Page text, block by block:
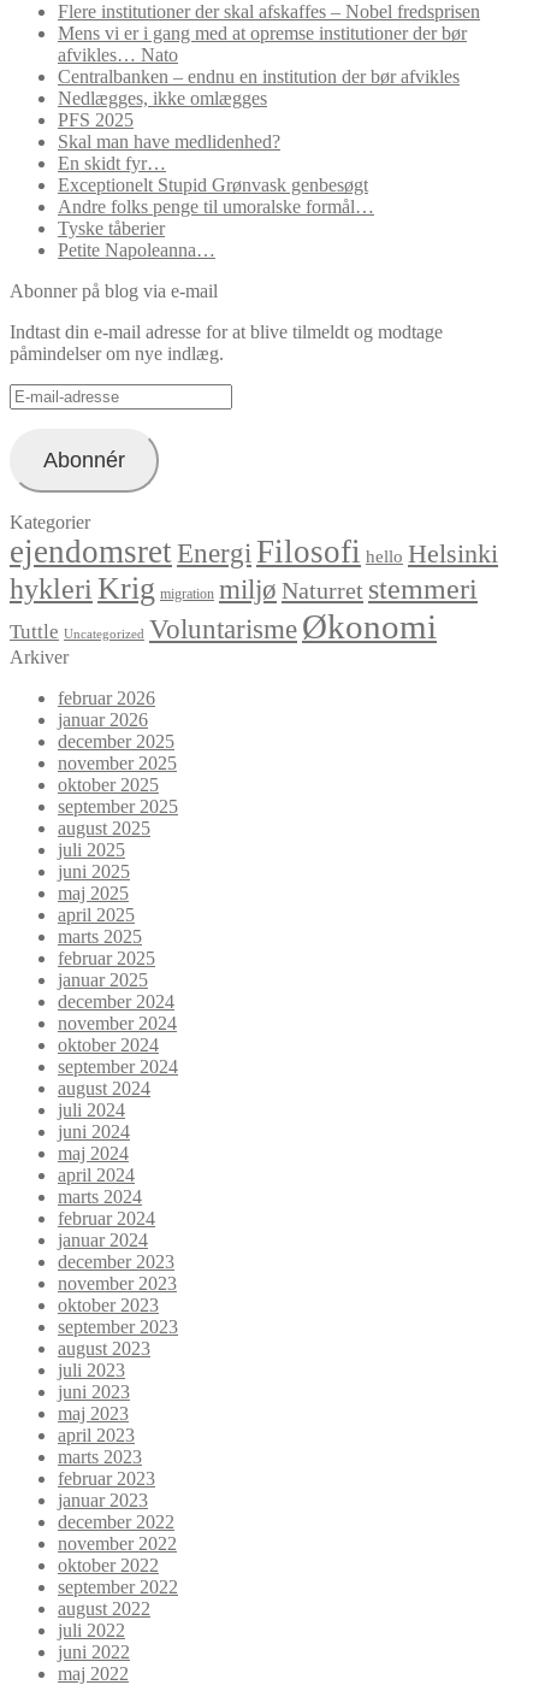
Flere institutioner der skal afskaffes – Nobel fredsprisen
Mens vi er i gang med at opremse institutioner der bør
afvikles… Nato
Centralbanken – endnu en institution der bør afvikles
Nedlægges, ikke omlægges
PFS 2025
Skal man have medlidenhed?
En skidt fyr…
Exceptionelt Stupid Grønvask genbesøgt
Andre folks penge til umoralske formål…
Tyske tåberier
Petite Napoleanna…
Abonner på blog via e-mail
Indtast din e-mail adresse for at blive tilmeldt og modtage
påmindelser om nye indlæg.
E-
mail-
Abonnér
Kategorier
ejendomsretEnergi Filosofi hello Helsinki
hykleri Krig migration miljø Naturret stemmeri
Tuttle Uncategorized VoluntarismeØkonomi
Arkiver
februar 2026
januar 2026
december 2025
november 2025
oktober 2025
september 2025
august 2025
juli 2025
juni 2025
maj 2025
april 2025
marts 2025
februar 2025
januar 2025
december 2024
november 2024
oktober 2024
september 2024
august 2024
juli 2024
juni 2024
maj 2024
april 2024
marts 2024
februar 2024
januar 2024
december 2023
november 2023
oktober 2023
september 2023
august 2023
juli 2023
juni 2023
maj 2023
april 2023
marts 2023
februar 2023
januar 2023
december 2022
november 2022
oktober 2022
september 2022
august 2022
juli 2022
juni 2022
maj 2022